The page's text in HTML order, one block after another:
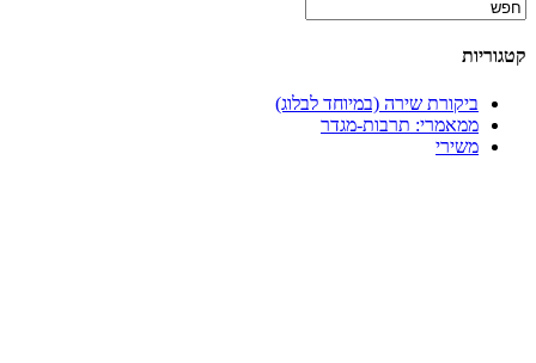
קטגוריות
ביקורת שירה (במיוחד לבלוג)
ממאמרי: תרבות-מגדר
משירי